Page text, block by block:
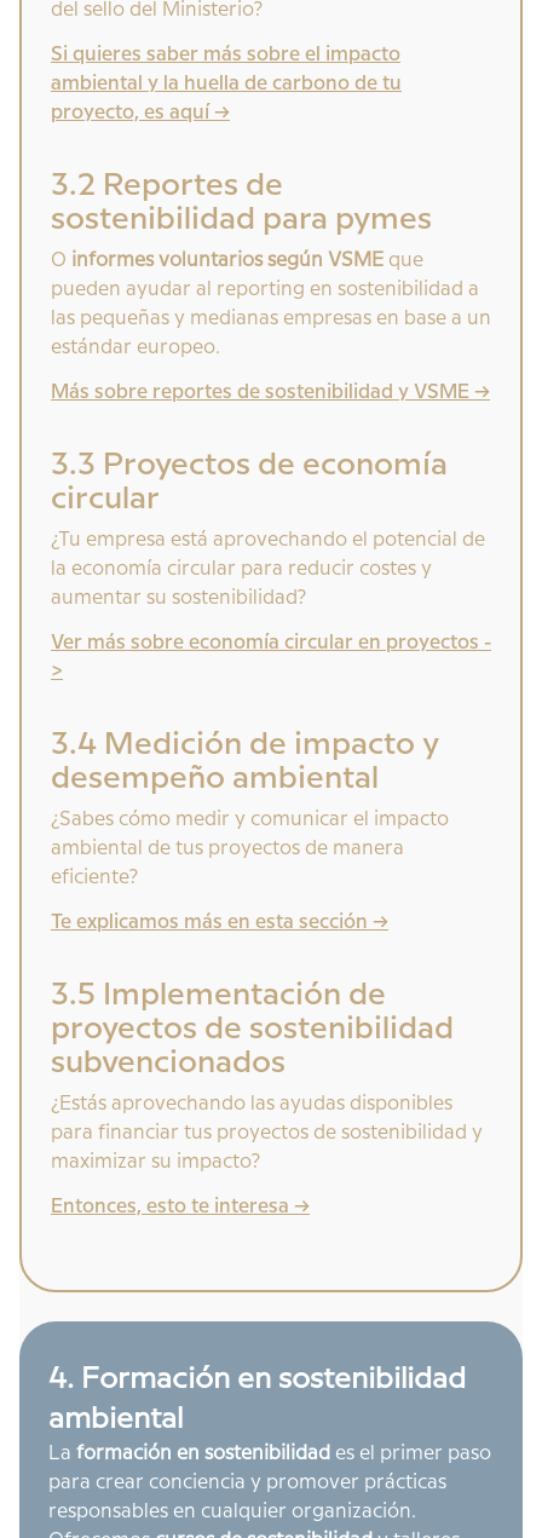
del sello del Ministerio?
Si quieres saber más sobre el impacto
ambiental y la huella de carbono de tu
proyecto, es aquí ->
3.2 Reportes de
sostenibilidad para pymes
O informes voluntarios según VSME que
pueden ayudar al reporting en sostenibilidad a
las pequeñas y medianas empresas en base a un
estándar europeo.
Más sobre reportes de sostenibilidad y VSME ->
3.3 Proyectos de economía
circular
¿Tu empresa está aprovechando el potencial de
la economía circular para reducir costes y
aumentar su sostenibilidad?
Ver más sobre economía circular en proyectos -
>
3.4 Medición de impacto y
desempeño ambiental
¿Sabes cómo medir y comunicar el impacto
ambiental de tus proyectos de manera
eficiente?
Te explicamos más en esta sección ->
3.5 Implementación de
proyectos de sostenibilidad
subvencionados
¿Estás aprovechando las ayudas disponibles
para financiar tus proyectos de sostenibilidad y
maximizar su impacto?
Entonces, esto te interesa ->
4. Formación en sostenibilidad
ambiental
La formación en sostenibilidad es el primer paso
para crear conciencia y promover prácticas
responsables en cualquier organización.